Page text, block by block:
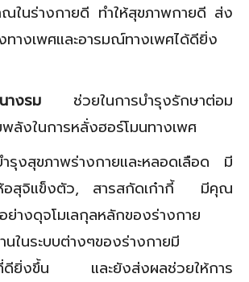
ณในร่างกายดี ทำให้สุขภาพกายดี ส่ง
ทางเพศและอารมณ์ทางเพศได้ดียิ่ง
างรม ช่วยในการบำรุงรักษาต่อม
ลังในการหลั่งฮอร์โมนทางเพศ
รุงสุขภาพร่างกายและหลอดเลือด มี
ห้อสุจิแข็งตัว, สารสกัดเก๋ากี้ มีคุณ
ย่างดุจโมเลกุลหลักของร่างกาย
นในระบบต่างๆของร่างกายมี
ที่ดียิ่งขึ้น และยังส่งผลช่วยให้การ